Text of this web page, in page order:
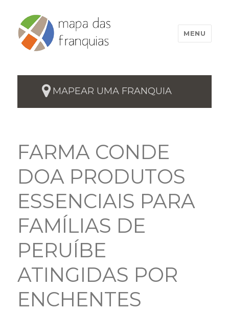
MENU
MAPEAR UMA FRANQUIA
FARMA CONDE
DOA PRODUTOS
ESSENCIAIS PARA
FAMÍLIAS DE
PERUÍBE
ATINGIDAS POR
ENCHENTES